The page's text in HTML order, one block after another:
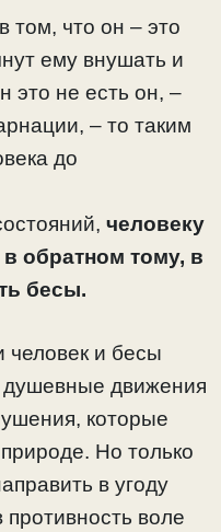
том, что он – это
ему внушать и
это не есть он, –
– то таким
до
человеку
обратном тому, в
бесы.
человек и бесы
душевные движения
которые
Но только
в угоду
воле